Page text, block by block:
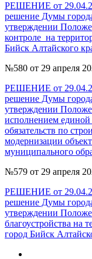
РЕШЕНИЕ от
решение Думы
утверждении
контроле на
Бийск Алтайского
№580 от 29 апреля
РЕШЕНИЕ от
решение Думы
утверждении
исполнением
обязательств по
модернизации
муниципального
№579 от 29 апреля
РЕШЕНИЕ от
решение Думы
утверждении
благоустройства на
город Бийск